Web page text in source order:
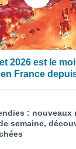
2026 est le
France
: nouveaux
semaine,